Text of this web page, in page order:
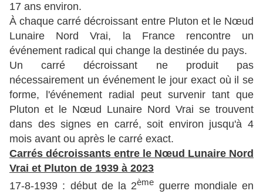
17 ans environ.
À chaque carré décroissant entre Pluton et le Nœud
Lunaire Nord Vrai, la France rencontre un
événement radical qui change la destinée du pays.
Un carré décroissant ne produit pas
nécessairement un événement le jour exact où il se
forme, l'événement radial peut survenir tant que
Pluton et le Nœud Lunaire Nord Vrai se trouvent
dans des signes en carré, soit environ jusqu'à 4
mois avant ou après le carré exact.
Carrés décroissants entre le Nœud Lunaire Nord
Vrai et Pluton de 1939 à 2023
17-8-1939 : début de la 2ème guerre mondiale en